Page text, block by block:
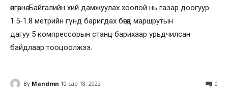
өнгөрнө. Байгалийн хий дамжуулах хоолой нь газар доогуур
1.5-1.8 метрийн гүнд баригдах бөгөөд маршрутын
дагуу 5 компрессорын станц барихаар урьдчилсан
байдлаар тооцоолжээ.
By Mandmn 10 сар 18, 2022 0